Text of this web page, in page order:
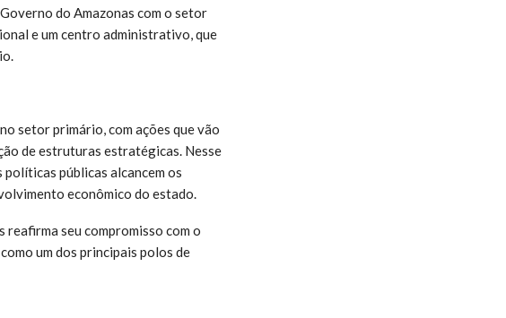
do Amazonas com o setor
e um centro administrativo, que
setor primário, com ações que vão
de estruturas estratégicas. Nesse
públicas alcancem os
econômico do estado.
reafirma seu compromisso com o
um dos principais polos de